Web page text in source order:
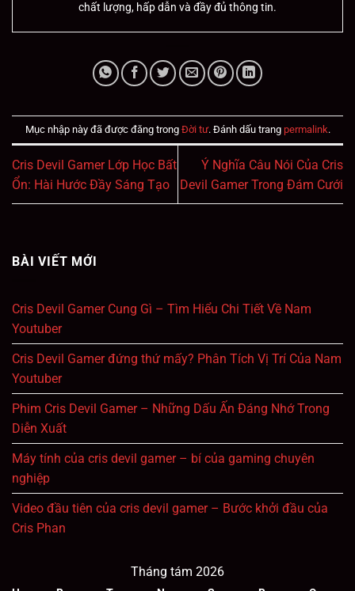
chất lượng, hấp dẫn và đầy đủ thông tin.
Mục nhập này đã được đăng trong Đời tư. Đánh dấu trang permalink.
Cris Devil Gamer Lớp Học Bất
Ổn: Hài Hước Đầy Sáng Tạo
Ý Nghĩa Câu Nói Của Cris
Devil Gamer Trong Đám Cưới
BÀI VIẾT MỚI
Cris Devil Gamer Cung Gì – Tìm Hiểu Chi Tiết Về Nam
Youtuber
Cris Devil Gamer đứng thứ mấy? Phân Tích Vị Trí Của Nam
Youtuber
Phim Cris Devil Gamer – Những Dấu Ấn Đáng Nhớ Trong
Diễn Xuất
Máy tính của cris devil gamer – bí của gaming chuyên
nghiệp
Video đầu tiên của cris devil gamer – Bước khởi đầu của
Cris Phan
Tháng tám 2026